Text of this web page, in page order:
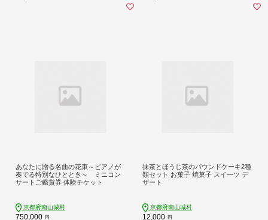
あなたに贈る名曲の花束～ピアノが
奏でる特別なひととき～ ミニコン
サートご鑑賞券 体験チケット
京都府南山城村
750,000 円
抹茶とほうじ茶のパウンドケーキ2種
類セット お菓子 焼菓子 スイーツ デ
ザート
京都府南山城村
12,000 円